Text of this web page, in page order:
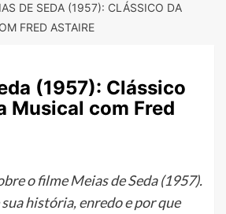
DE SEDA (1957): CLÁSSICO DA
FRED ASTAIRE
(1957): Clássico
Musical com Fred
o filme Meias de Seda (1957).
história, enredo e por que